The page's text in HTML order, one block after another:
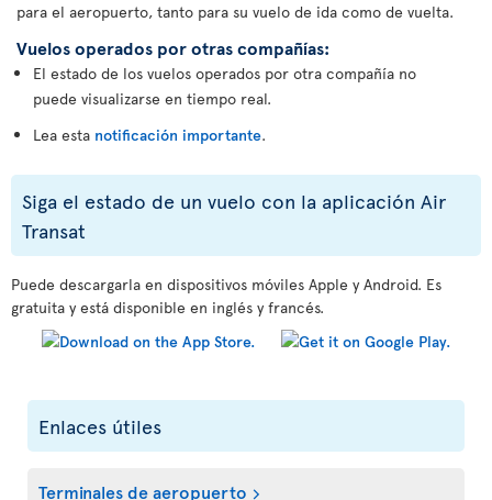
para el aeropuerto, tanto para su vuelo de ida como de vuelta.
Vuelos operados por otras compañías:
El estado de los vuelos operados por otra compañía no
puede visualizarse en tiempo real.
Lea esta notificación importante.
Siga el estado de un vuelo con la aplicación Air
Transat
Puede descargarla en dispositivos móviles Apple y Android. Es
gratuita y está disponible en inglés y francés.
Enlaces útiles
Terminales de aeropuerto